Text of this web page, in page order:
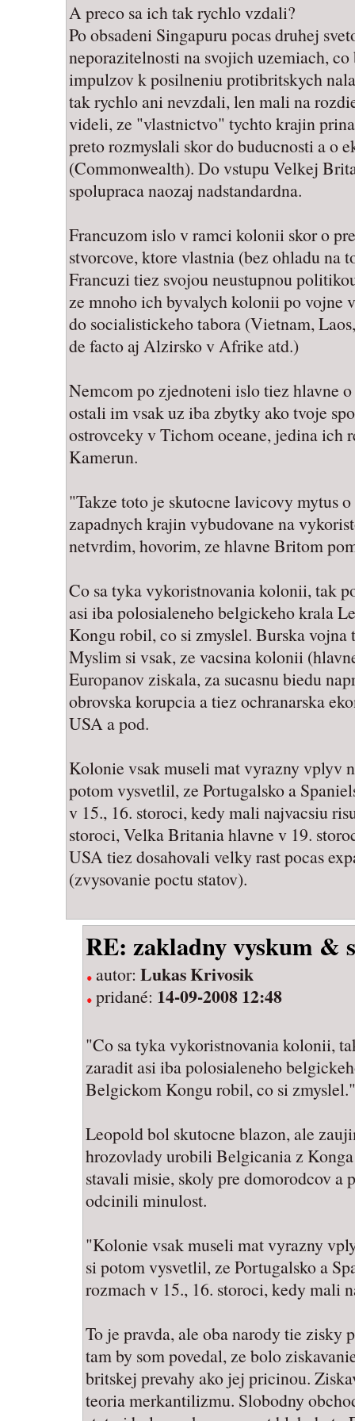
A preco sa ich tak rychlo vzdali?
Po obsadeni Singapuru pocas druhej
neporazitelnosti na svojich uzemiach,
impulzov k posilneniu protibritskych
tak rychlo ani nevzdali, len mali na
videli, ze "vlastnictvo" tychto krajin
preto rozmyslali skor do buducnosti a o
(Commonwealth). Do vstupu Velkej
spolupraca naozaj nadstandardna.
Francuzom islo v ramci kolonii skor o
stvorcove, ktore vlastnia (bez ohladu na
Francuzi tiez svojou neustupnou
ze mnoho ich byvalych kolonii po vojne
do socialistickeho tabora (Vietnam,
de facto aj Alzirsko v Afrike atd.)
Nemcom po zjednoteni islo tiez hlavne
ostali im vsak uz iba zbytky ako tvoje
ostrovceky v Tichom oceane, jedina ich
Kamerun.
"Takze toto je skutocne lavicovy mytus
zapadnych krajin vybudovane na
netvrdim, hovorim, ze hlavne Britom
Co sa tyka vykoristnovania kolonii, tak
asi iba polosialeneho belgickeho krala
Kongu robil, co si zmyslel. Burska
Myslim si vsak, ze vacsina kolonii
Europanov ziskala, za sucasnu biedu
obrovska korupcia a tiez ochranarska
USA a pod.
Kolonie vsak museli mat vyrazny vplyv
potom vysvetlil, ze Portugalsko a
v 15., 16. storoci, kedy mali najvacsiu
storoci, Velka Britania hlavne v 19.
USA tiez dosahovali velky rast pocas
(zvysovanie poctu statov).
RE: zakladny vyskum &
autor: Lukas Krivosik
pridané: 14-09-2008 12:48
"Co sa tyka vykoristnovania kolonii,
zaradit asi iba polosialeneho
Belgickom Kongu robil, co si zmyslel."
Leopold bol skutocne blazon, ale
hrozovlady urobili Belgicania z
stavali misie, skoly pre domorodcov a
odcinili minulost.
"Kolonie vsak museli mat vyrazny
si potom vysvetlil, ze Portugalsko a
rozmach v 15., 16. storoci, kedy mali
To je pravda, ale oba narody tie zisky
tam by som povedal, ze bolo
britskej prevahy ako jej pricinou.
teoria merkantilizmu. Slobodny